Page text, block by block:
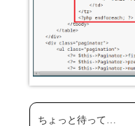
ちょっと待って…